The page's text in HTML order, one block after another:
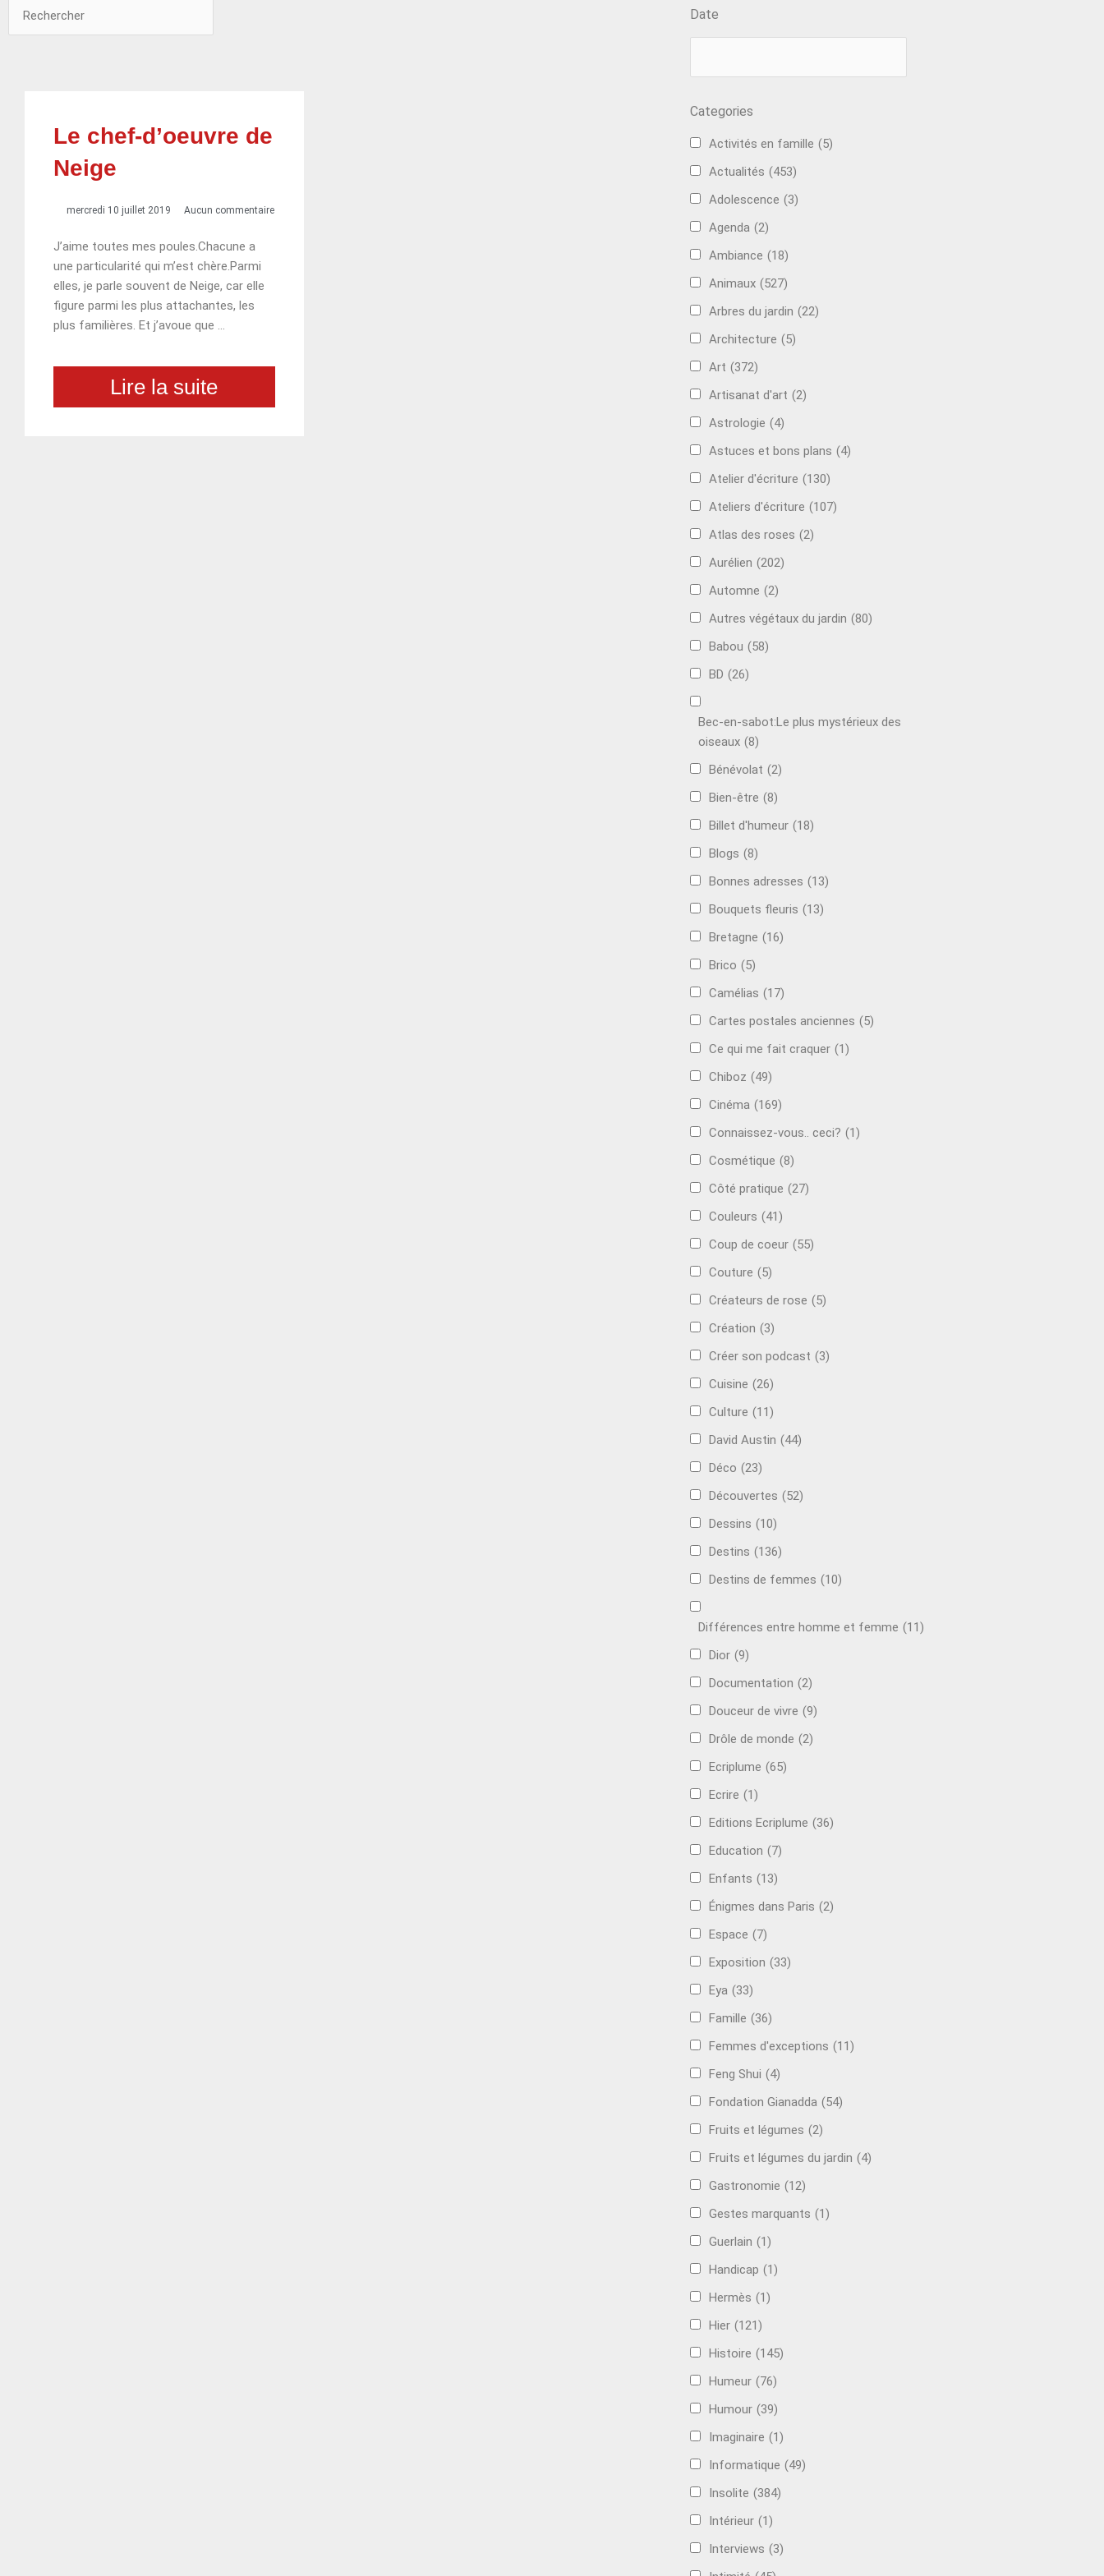
Le chef-d’oeuvre de
Neige
mercredi 10 juillet 2019 Aucun commentaire
J’aime toutes mes poules.Chacune a
une particularité qui m’est chère.Parmi
elles, je parle souvent de Neige, car elle
figure parmi les plus attachantes, les
plus familières. Et j’avoue que …
Lire la suite
Date
Categories
Activités en famille (5)
Actualités (453)
Adolescence (3)
Agenda (2)
Ambiance (18)
Animaux (527)
Arbres du jardin (22)
Architecture (5)
Art (372)
Artisanat d'art (2)
Astrologie (4)
Astuces et bons plans (4)
Atelier d'écriture (130)
Ateliers d'écriture (107)
Atlas des roses (2)
Aurélien (202)
Automne (2)
Autres végétaux du jardin (80)
Babou (58)
BD (26)
Bec-en-sabot:Le plus mystérieux des
oiseaux (8)
Bénévolat (2)
Bien-être (8)
Billet d'humeur (18)
Blogs (8)
Bonnes adresses (13)
Bouquets fleuris (13)
Bretagne (16)
Brico (5)
Camélias (17)
Cartes postales anciennes (5)
Ce qui me fait craquer (1)
Chiboz (49)
Cinéma (169)
Connaissez-vous.. ceci? (1)
Cosmétique (8)
Côté pratique (27)
Couleurs (41)
Coup de coeur (55)
Couture (5)
Créateurs de rose (5)
Création (3)
Créer son podcast (3)
Cuisine (26)
Culture (11)
David Austin (44)
Déco (23)
Découvertes (52)
Dessins (10)
Destins (136)
Destins de femmes (10)
Différences entre homme et femme (11)
Dior (9)
Documentation (2)
Douceur de vivre (9)
Drôle de monde (2)
Ecriplume (65)
Ecrire (1)
Editions Ecriplume (36)
Education (7)
Enfants (13)
Énigmes dans Paris (2)
Espace (7)
Exposition (33)
Eya (33)
Famille (36)
Femmes d'exceptions (11)
Feng Shui (4)
Fondation Gianadda (54)
Fruits et légumes (2)
Fruits et légumes du jardin (4)
Gastronomie (12)
Gestes marquants (1)
Guerlain (1)
Handicap (1)
Hermès (1)
Hier (121)
Histoire (145)
Humeur (76)
Humour (39)
Imaginaire (1)
Informatique (49)
Insolite (384)
Intérieur (1)
Interviews (3)